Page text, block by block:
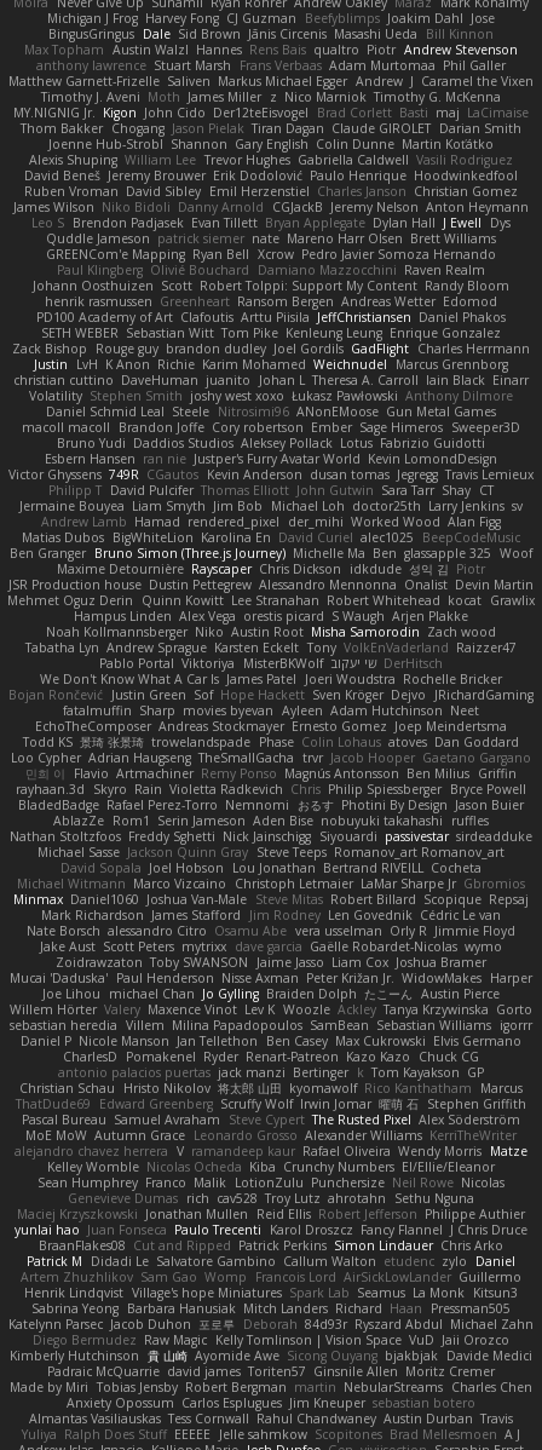
Michigan J Frog Harvey Fong CJ Guzman Beefyblimps Joakim Dahl Jose
BingusGringus Dale Sid Brown Jānis Circenis Masashi Ueda
Bill Kinnon
Max Topham Austin Walzl Hannes Rens Bais qualtro Piotr Andrew Stevenson
anthony lawrence Stuart Marsh Frans Verbaas Adam Murtomaa Phil Galler
Matthew Garnett-Frizelle Saliven Markus Michael Egger Andrew J Caramel the Vixen
Timothy J. Aveni Moth James Miller z Nico Marniok Timothy G. McKenna
MY.NIGNIG Jr. Kigon John Cido Der12teEisvogel Brad Corlett Basti maj LaCimaise
Thom Bakker Chogang Jason Pielak Tiran Dagan Claude GIROLET Darian Smith
Joenne Hub-Strobl Shannon Gary English Colin Dunne Martin Koťátko
Alexis Shuping William Lee Trevor Hughes Gabriella Caldwell Vasili Rodriguez
David Beneš Jeremy Brouwer Erik Dodolović Paulo Henrique Hoodwinkedfool
Ruben Vroman David Sibley Emil Herzenstiel Charles Janson Christian Gomez
James Wilson Niko Bidoli Danny Arnold CGJackB Jeremy Nelson Anton Heymann
Leo S Brendon Padjasek Evan Tillett Bryan Applegate Dylan Hall J Ewell
Dys
Quddle Jameson patrick siemer nate Mareno Harr Olsen Brett Williams
GREENCom'e Mapping Ryan Bell Xcrow Pedro Javier Somoza Hernando
Paul Klingberg Olivié Bouchard Damiano Mazzocchini Raven Realm
Johann Oosthuizen Scott Robert Tolppi: Support My Content Randy Bloom
henrik rasmussen Greenheart Ransom Bergen Andreas Wetter Edomod
PD100 Academy of Art Clafoutis Arttu Piisila JeffChristiansen Daniel Phakos
SETH WEBER Sebastian Witt Tom Pike Kenleung Leung Enrique Gonzalez
Zack Bishop
Rouge guy brandon dudley Joel Gordils GadFlight Charles Herrmann
Justin
LvH K Anon Richie Karim Mohamed Weichnudel
Marcus Grennborg
christian cuttino DaveHuman juanito Johan L Theresa A. Carroll Iain Black Einarr
Volatility Stephen Smith joshy west xoxo Łukasz Pawłowski Anthony Dilmore
Daniel Schmid Leal Steele Nitrosimi96 ANonEMoose Gun Metal Games
macoll macoll
Brandon Joffe Cory robertson Ember Sage Himeros Sweeper3D
Bruno Yudi Daddios Studios Aleksey Pollack Lotus Fabrizio Guidotti
Esbern Hansen ran nie Justper's Furry Avatar World Kevin LomondDesign
Victor Ghyssens 749R CGautos Kevin Anderson dusan tomas Jegregg Travis Lemieux
Philipp T David Pulcifer Thomas Elliott John Gutwin Sara Tarr Shay CT
Jermaine Bouyea Liam Smyth Jim Bob Michael Loh doctor25th Larry Jenkins sv
Andrew Lamb Hamad rendered_pixel der_mihi Worked Wood Alan Figg
Matias Dubos BigWhiteLion Karolina En David Curiel alec1025
BeepCodeMusic
Ben Granger Bruno Simon (Three.js Journey) Michelle Ma Ben glassapple 325 Woof
Maxime Detournière Rayscaper Chris Dickson idkdude 성익 김 Piotr
JSR Production house Dustin Pettegrew Alessandro Mennonna Onalist Devin Martin
Mehmet Oguz Derin
Quinn Kowitt Lee Stranahan Robert Whitehead kocat Grawlix
Hampus Linden Alex Vega orestis picard S Waugh Arjen Plakke
Noah Kollmannsberger Niko Austin Root Misha Samorodin Zach wood
Tabatha Lyn Andrew Sprague Karsten Eckelt Tony VolkEnVaderland Raizzer47
Pablo Portal Viktoriya MisterBKWolf שי יעקוב DerHitsch
We Don't Know What A Car Is James Patel Joeri Woudstra Rochelle Bricker
Bojan Rončević Justin Green Sof Hope Hackett Sven Kröger Dejvo
JRichardGaming
fatalmuffin Sharp movies byevan Ayleen Adam Hutchinson Neet
EchoTheComposer Andreas Stockmayer Ernesto Gomez Joep Meindertsma
Todd KS 景琦 张景琦 trowelandspade Phase Colin Lohaus atoves Dan Goddard
Loo Cypher Adrian Haugseng TheSmallGacha trvr Jacob Hooper Gaetano Gargano
민희 이
Flavio Artmachiner Remy Ponso Magnús Antonsson Ben Milius Griffin
rayhaan.3d
Skyro Rain Violetta Radkevich Chris Philip Spiessberger Bryce Powell
BladedBadge Rafael Perez-Torro Nemnomi おるす Photini By Design Jason Buier
AblazZe Rom1 Serin Jameson Aden Bise nobuyuki takahashi
ruffles
Nathan Stoltzfoos Freddy Sghetti Nick Jainschigg Siyouardi passivestar sirdeadduke
Michael Sasse Jackson Quinn Gray Steve Teeps Romanov_art Romanov_art
David Sopala Joel Hobson Lou Jonathan Bertrand RIVEILL Cocheta
Michael Witmann Marco Vizcaino Christoph Letmaier LaMar Sharpe Jr Gbromios
Minmax Daniel1060 Joshua Van-Male Steve Mitas Robert Billard Scopique Repsaj
Mark Richardson James Stafford Jim Rodney Len Govednik Cédric Le van
Nate Borsch alessandro Citro Osamu Abe vera usselman Orly R Jimmie Floyd
Jake Aust Scott Peters mytrixx dave garcia Gaëlle Robardet-Nicolas wymo
Zoidrawzaton Toby SWANSON Jaime Jasso Liam Cox Joshua Bramer
Mucai 'Daduska' Paul Henderson Nisse Axman Peter Križan Jr. WidowMakes Harper
Joe Lihou
michael Chan Jo Gylling Braiden Dolph たこーん Austin Pierce
Willem Hörter Valery Maxence Vinot Lev K Woozle Ackley Tanya Krzywinska Gorto
sebastian heredia Villem Milina Papadopoulos SamBean Sebastian Williams igorrr
Daniel P Nicole Manson Jan Tellethon Ben Casey Max Cukrowski Elvis Germano
CharlesD
Pomakenel Ryder Renart-Patreon Kazo Kazo
Chuck CG
antonio palacios puertas jack manzi Bertinger k Tom Kayakson GP
Christian Schau
Hristo Nikolov 将太郎 山田 kyomawolf Rico Kanthatham
Marcus
ThatDude69
Edward Greenberg Scruffy Wolf Irwin Jomar 曜萌 石 Stephen Griffith
Pascal Bureau Samuel Avraham Steve Cypert The Rusted Pixel Alex Söderström
MoE MoW Autumn Grace Leonardo Grosso Alexander Williams KerriTheWriter
alejandro chavez herrera V ramandeep kaur Rafael Oliveira Wendy Morris Matze
Kelley Womble Nicolas Ocheda Kiba Crunchy Numbers El/Ellie/Eleanor
Sean Humphrey Franco Malik LotionZulu Punchersize Neil Rowe Nicolas
Genevieve Dumas rich cav528 Troy Lutz ahrotahn
Sethu Nguna
Maciej Krzyszkowski Jonathan Mullen Reid Ellis Robert Jefferson Philippe Authier
yunlai hao Juan Fonseca Paulo Trecenti Karol Droszcz Fancy Flannel J Chris Druce
BraanFlakes08 Cut and Ripped Patrick Perkins Simon Lindauer Chris Arko
Patrick M
Didadi Le Salvatore Gambino Callum Walton etudenc zylo
Daniel
Artem Zhuzhlikov Sam Gao Womp Francois Lord AirSickLowLander Guillermo
Henrik Lindqvist Village's hope Miniatures Spark Lab Seamus La Monk Kitsun3
Sabrina Yeong Barbara Hanusiak Mitch Landers Richard Haan
Pressman505
Katelynn Parsec Jacob Duhon 포로루 Deborah 84d93r Ryszard Abdul Michael Zahn
Diego Bermudez Raw Magic Kelly Tomlinson | Vision Space VuD Jaii Orozco
Kimberly Hutchinson 貴 山崎 Ayomide Awe Sicong Ouyang bjakbjak Davide Medici
Padraic McQuarrie david james Toriten57 Ginsnile Allen Moritz Cremer
Made by Miri Tobias Jensby Robert Bergman martin NebularStreams Charles Chen
Anxiety Opossum Carlos Esplugues Jim Kneuper sebastian botero
Almantas Vasiliauskas Tess Cornwall Rahul Chandwaney Austin Durban Travis
Yuliya Ralph Does Stuff EEEEE Jelle sahmkow Scopitones Brad Mellesmoen A J